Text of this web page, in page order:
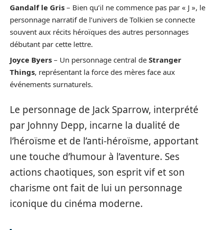
Gandalf le Gris – Bien qu’il ne commence pas par « J », le
personnage narratif de l’univers de Tolkien se connecte
souvent aux récits héroïques des autres personnages
débutant par cette lettre.
Joyce Byers – Un personnage central de Stranger
Things, représentant la force des mères face aux
événements surnaturels.
Le personnage de Jack Sparrow, interprété
par Johnny Depp, incarne la dualité de
l’héroïsme et de l’anti-héroïsme, apportant
une touche d’humour à l’aventure. Ses
actions chaotiques, son esprit vif et son
charisme ont fait de lui un personnage
iconique du cinéma moderne.